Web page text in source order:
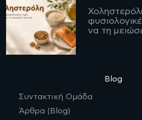
να τη
Blog
Συντακτική Ομάδα
Άρθρα (Blog)